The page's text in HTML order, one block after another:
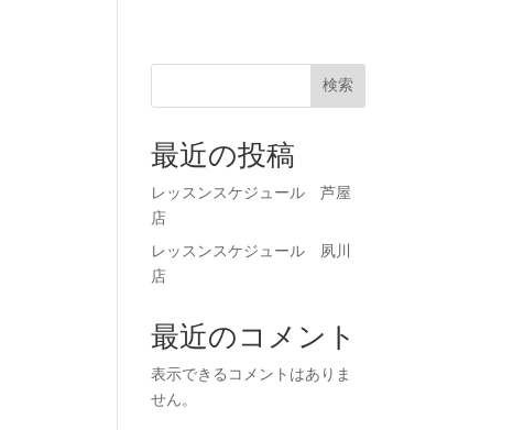
検索
最近の投稿
レッスンスケジュール 芦屋
店
レッスンスケジュール 夙川
店
最近のコメント
表示できるコメントはありま
せん。